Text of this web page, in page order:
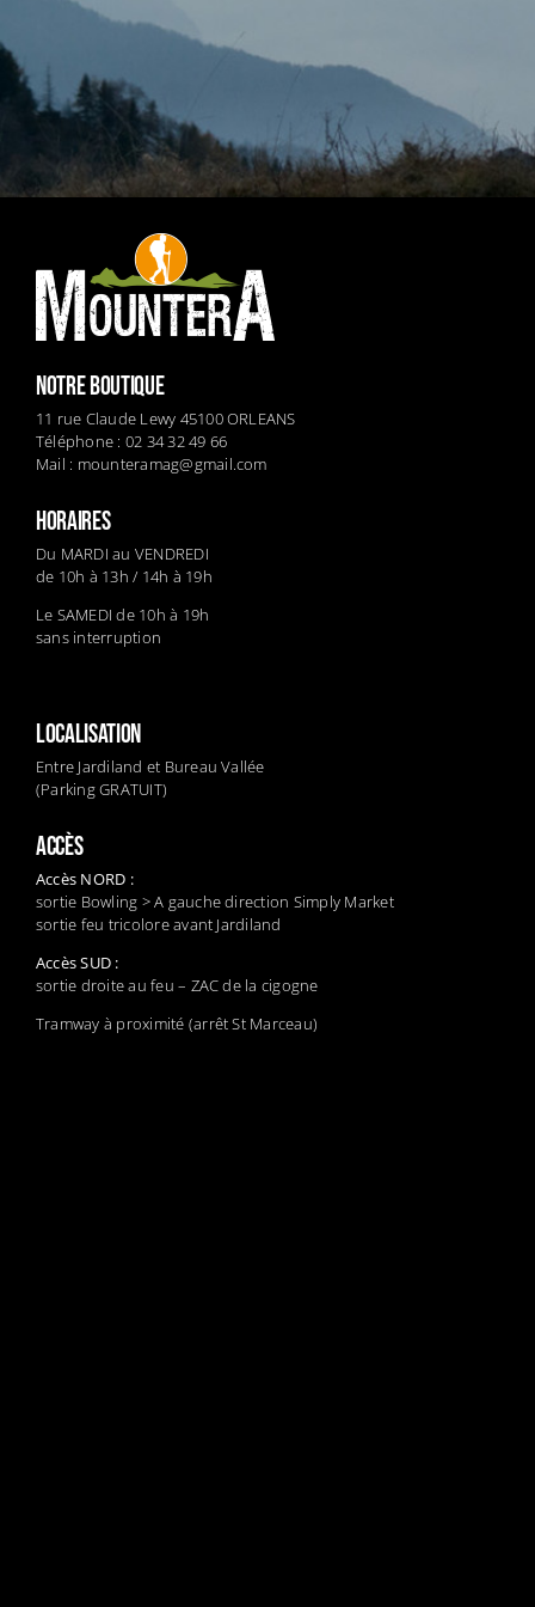
NOTRE BOUTIQUE
11 rue Claude Lewy 45100 ORLEANS
Téléphone : 02 34 32 49 66
Mail : mounteramag@gmail.com
HORAIRES
Du MARDI au VENDREDI
de 10h à 13h / 14h à 19h
Le SAMEDI de 10h à 19h
sans interruption
LOCALISATION
Entre Jardiland et Bureau Vallée
(Parking GRATUIT)
ACCÈS
Accès NORD :
sortie Bowling > A gauche direction Simply Market
sortie feu tricolore avant Jardiland
Accès SUD :
sortie droite au feu – ZAC de la cigogne
Tramway à proximité (arrêt St Marceau)